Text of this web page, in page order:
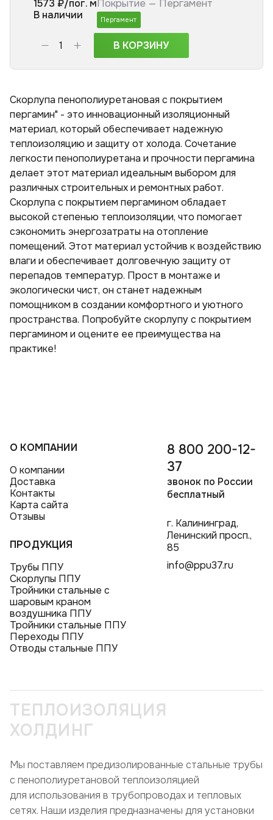
1573 ₽/пог. м
В наличии
Покрытие — Пергамент
Пергамент
В КОРЗИНУ
Скорлупа пенополиуретановая с покрытием
пергамин" - это инновационный изоляционный
материал, который обеспечивает надежную
теплоизоляцию и защиту от холода. Сочетание
легкости пенополиуретана и прочности пергамина
делает этот материал идеальным выбором для
различных строительных и ремонтных работ.
Скорлупа с покрытием пергамином обладает
высокой степенью теплоизоляции, что помогает
сэкономить энергозатраты на отопление
помещений. Этот материал устойчив к воздействию
влаги и обеспечивает долговечную защиту от
перепадов температур. Прост в монтаже и
экологически чист, он станет надежным
помощником в создании комфортного и уютного
пространства. Попробуйте скорлупу с покрытием
пергамином и оцените ее преимущества на
практике!
О КОМПАНИИ
О компании
Доставка
Контакты
Карта сайта
Отзывы
ПРОДУКЦИЯ
Трубы ППУ
Скорлупы ППУ
Тройники стальные с
шаровым краном
воздушника ППУ
Тройники стальные ППУ
Переходы ППУ
Отводы стальные ППУ
8 800 200-12-
37
звонок по России
бесплатный
г. Калининград,
Ленинский просп.,
85
info@ppu37.ru
ТЕПЛОИЗОЛЯЦИЯ
ХОЛДИНГ
Мы поставляем предизолированные стальные трубы
с пенополиуретановой теплоизоляцией
для использования в трубопроводах и тепловых
сетях. Наши изделия предназначены для установки